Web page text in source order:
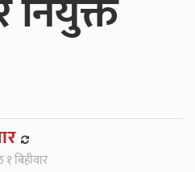
नियुक्त
बिहीवार